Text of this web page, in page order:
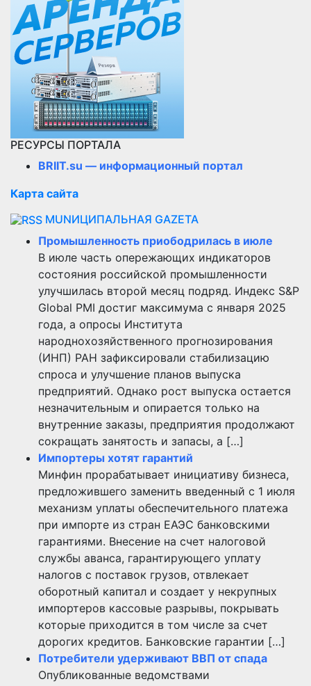
РЕСУРСЫ ПОРТАЛА
BRIIT.su — информационный портал
Карта сайта
MUNИЦИПАЛЬНАЯ GAZЕТА
Промышленность приободрилась в июле
В июле часть опережающих индикаторов
состояния российской промышленности
улучшилась второй месяц подряд. Индекс S&P
Global PMI достиг максимума с января 2025
года, а опросы Института
народнохозяйственного прогнозирования
(ИНП) РАН зафиксировали стабилизацию
спроса и улучшение планов выпуска
предприятий. Однако рост выпуска остается
незначительным и опирается только на
внутренние заказы, предприятия продолжают
сокращать занятость и запасы, а […]
Импортеры хотят гарантий
Минфин прорабатывает инициативу бизнеса,
предложившего заменить введенный с 1 июля
механизм уплаты обеспечительного платежа
при импорте из стран ЕАЭС банковскими
гарантиями. Внесение на счет налоговой
службы аванса, гарантирующего уплату
налогов с поставок грузов, отвлекает
оборотный капитал и создает у некрупных
импортеров кассовые разрывы, покрывать
которые приходится в том числе за счет
дорогих кредитов. Банковские гарантии […]
Потребители удерживают ВВП от спада
Опубликованные ведомствами